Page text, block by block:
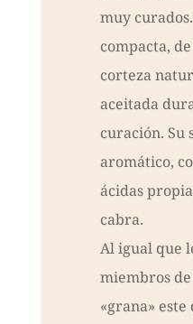
muy
compacta,
corteza
aceitada
curación. Su
aromático,
ácidas
cabra.
Al igual que
miembros
«grana» este